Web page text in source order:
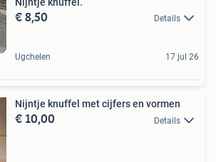
€ 8,50 Details
Ugchelen 17 jul 26
Nijntje knuffel met cijfers en vormen
€ 10,00 Details